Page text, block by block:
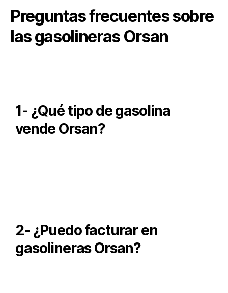
Preguntas frecuentes sobre
las gasolineras Orsan
1- ¿Qué tipo de gasolina
vende Orsan?
2- ¿Puedo facturar en
gasolineras Orsan?